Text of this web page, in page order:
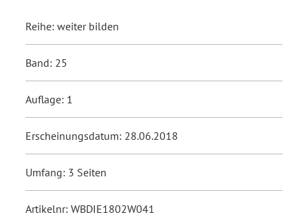
Reihe: weiter bilden
Band: 25
Auflage: 1
Erscheinungsdatum: 28.06.2018
Umfang: 3 Seiten
Artikelnr: WBDIE1802W041